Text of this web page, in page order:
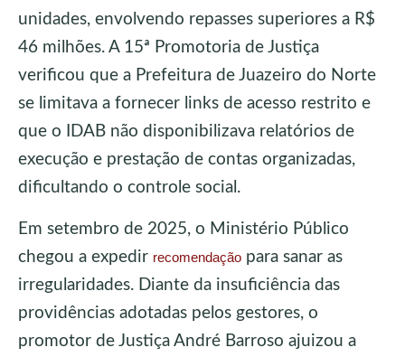
unidades, envolvendo repasses superiores a R$
46 milhões. A 15ª Promotoria de Justiça
verificou que a Prefeitura de Juazeiro do Norte
se limitava a fornecer links de acesso restrito e
que o IDAB não disponibilizava relatórios de
execução e prestação de contas organizadas,
dificultando o controle social.
Em setembro de 2025, o Ministério Público
chegou a expedir recomendação para sanar as
irregularidades. Diante da insuficiência das
providências adotadas pelos gestores, o
promotor de Justiça André Barroso ajuizou a